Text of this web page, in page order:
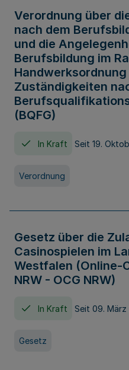
Verordnung über
nach dem
und die
Berufsbildung im
Zuständigkeiten
(BQFG)
In Kraft Seit 19.
Verordnung
Gesetz über die
Casinospielen im
Westfalen (Online-
NRW - OCG NRW)
In Kraft Seit 09. März
Gesetz